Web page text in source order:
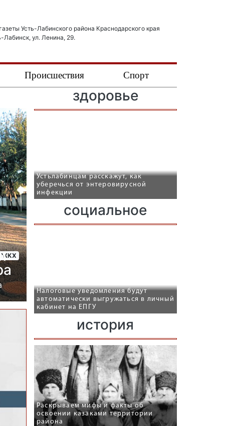
Усть-Лабинского района Краснодарского края
Лабинск, ул. Ленина, 29.
Происшествия Спорт
ЖКХ
здоровье
Устьлабинцам расскажут, как
уберечься от энтеровирусной
инфекции
социальное
Налоговые уведомления будут
автоматически выгружаться в личный
кабинет на ЕПГУ
история
Раскрываем мифы и факты об
освоении казаками территории
района